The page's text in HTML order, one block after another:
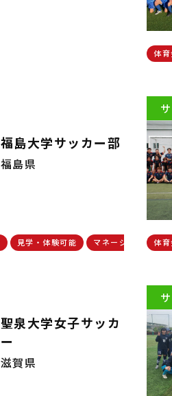
体育
福島大学サッカー部
福島県
見学・体験可能 マネージャー歓迎体育
聖泉大学女子サッカ
ー
滋賀県